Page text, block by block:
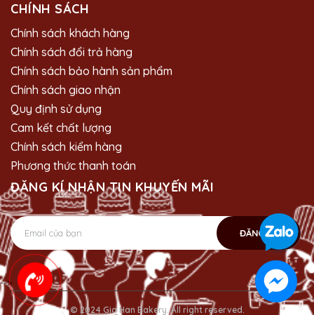
CHÍNH SÁCH
Chính sách khách hàng
Chính sách đổi trả hàng
Chính sách bảo hành sản phẩm
Chính sách giao nhận
Quy định sử dụng
Cam kết chất lượng
Chính sách kiểm hàng
Phương thức thanh toán
ĐĂNG KÍ NHẬN TIN KHUYẾN MÃI
ĐĂNG KÝ
-->
© 2024 Gia Han Bakery. All right reserved.